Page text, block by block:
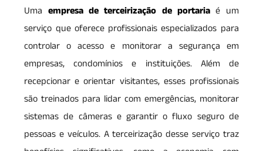
Uma empresa de terceirização de portaria é um
serviço que oferece profissionais especializados para
controlar o acesso e monitorar a segurança em
empresas, condomínios e instituições. Além de
recepcionar e orientar visitantes, esses profissionais
são treinados para lidar com emergências, monitorar
sistemas de câmeras e garantir o fluxo seguro de
pessoas e veículos. A terceirização desse serviço traz